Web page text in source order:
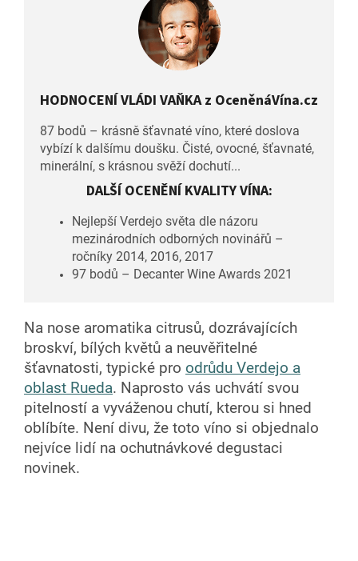
HODNOCENÍ VLÁDI VAŇKA z OceněnáVína.cz
87 bodů – krásně šťavnaté víno, které doslova
vybízí k dalšímu doušku. Čisté, ovocné, šťavnaté,
minerální, s krásnou svěží dochutí...
DALŠÍ OCENĚNÍ KVALITY VÍNA:
Nejlepší Verdejo světa dle názoru
mezinárodních odborných novinářů –
ročníky 2014, 2016, 2017
97 bodů – Decanter Wine Awards 2021
Na nose aromatika citrusů, dozrávajících
broskví, bílých květů a neuvěřitelné
šťavnatosti, typické pro odrůdu Verdejo a
oblast Rueda. Naprosto vás uchvátí svou
pitelností a vyváženou chutí, kterou si hned
oblíbíte. Není divu, že toto víno si objednalo
nejvíce lidí na ochutnávkové degustaci
novinek.